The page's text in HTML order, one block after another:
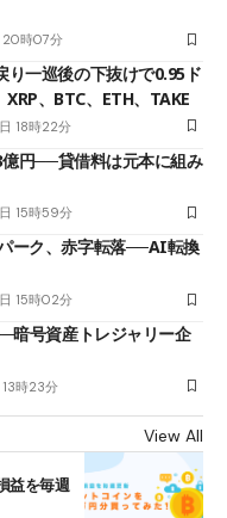
時07分
一巡後の下抜けで0.95ド
、BTC、ETH、TAKE
18時22分
円──貸借料は元本に組み
15時59分
ーク、赤字転落──AI転換
15時02分
暗号資産トレジャリー企
時23分
View All
益を毎週